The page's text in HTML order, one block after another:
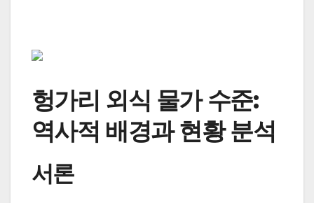
헝가리 외식 물가 수준:
역사적 배경과 현황 분석
서론